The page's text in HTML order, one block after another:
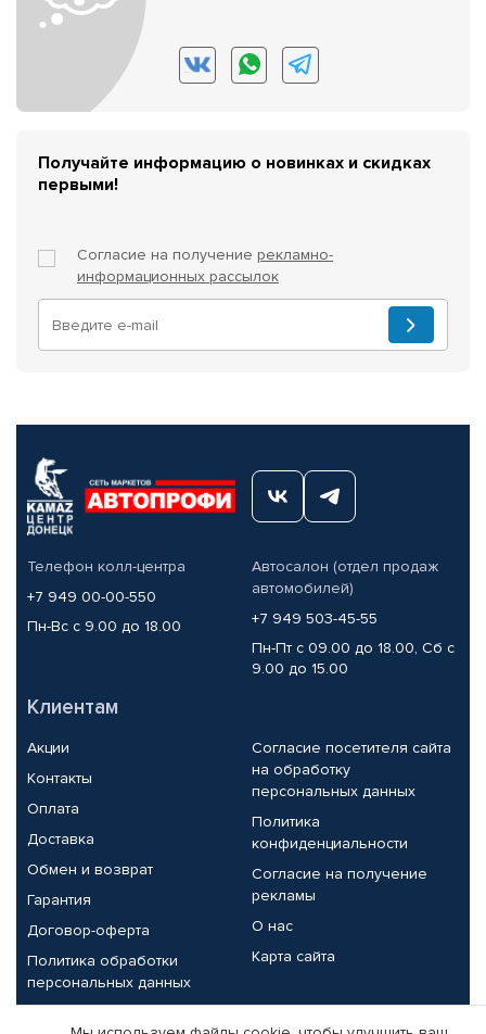
Получайте информацию о новинках и скидках
первыми!
Согласие на получение рекламно-
информационных рассылок
Телефон колл-центра
+7 949 00-00-550
Пн-Вс с 9.00 до 18.00
Автосалон (отдел продаж
автомобилей)
+7 949 503-45-55
Пн-Пт с 09.00 до 18.00, Сб с
9.00 до 15.00
Клиентам
Акции
Контакты
Оплата
Доставка
Обмен и возврат
Гарантия
Договор-оферта
Политика обработки
персональных данных
Согласие посетителя сайта
на обработку
персональных данных
Политика
конфиденциальности
Согласие на получение
рекламы
О нас
Карта сайта